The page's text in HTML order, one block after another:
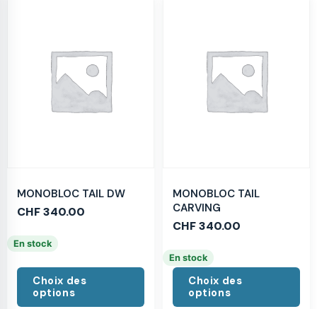
MONOBLOC TAIL DW
CHF340.00
En stock
Choix des
options
MONOBLOC TAIL
CARVING
CHF340.00
En stock
Choix des
options